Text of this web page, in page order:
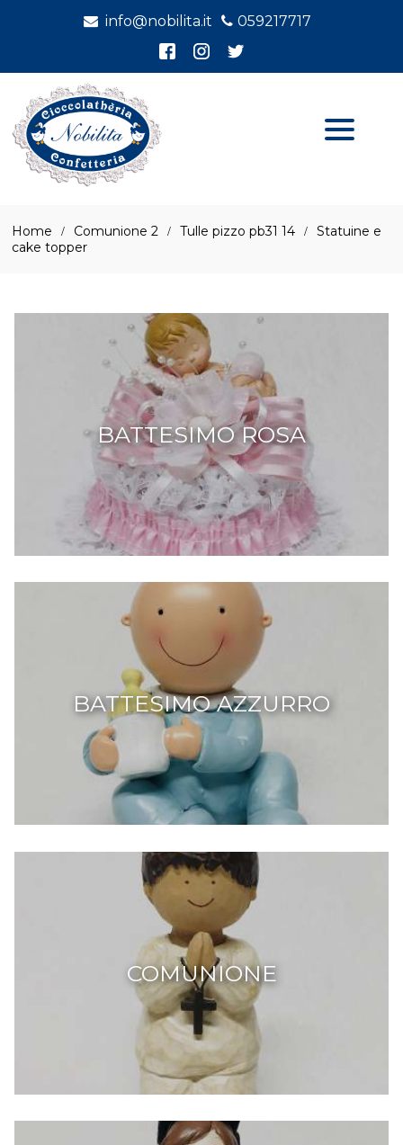
info@nobilita.it 059217717
Home Comunione 2 Tulle pizzo pb31 14
Statuine e
cake topper
BATTESIMO ROSA
BATTESIMO AZZURRO
COMUNIONE